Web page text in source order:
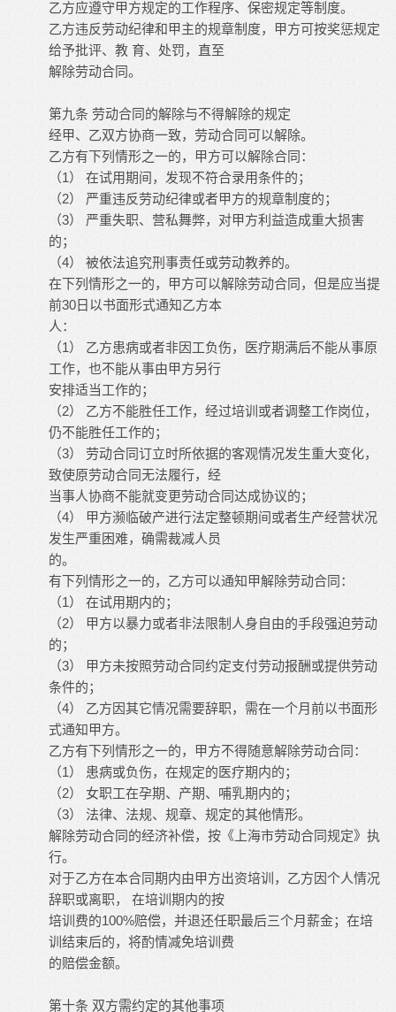
乙方应遵守甲方规定的工作程序、保密规定等制度。
乙方违反劳动纪律和甲主的规章制度，甲方可按奖惩规定
给予批评、教 育、处罚，直至
解除劳动合同。
第九条 劳动合同的解除与不得解除的规定
经甲、乙双方协商一致，劳动合同可以解除。
乙方有下列情形之一的，甲方可以解除合同：
（1 ）
在试用期间，发现不符合录用条件的；
（2）
严重违反劳动纪律或者甲方的规章制度的；
（3）
严重失职、营私舞弊，对甲方利益造成重大损害
的；
（4）
被依法追究刑事责任或劳动教养的。
在下列情形之一的，甲方可以解除劳动合同，但是应当提
前30日以书面形式通知乙方本
人：
（1）
乙方患病或者非因工负伤，医疗期满后不能从事原
工作，也不能从事由甲方另行
安排适当工作的；
（2）
乙方不能胜任工作，经过培训或者调整工作岗位，
仍不能胜任工作的；
（3）
劳动合同订立时所依据的客观情况发生重大变化，
致使原劳动合同无法履行，经
当事人协商不能就变更劳动合同达成协议的；
（4）
甲方濒临破产进行法定整顿期间或者生产经营状况
发生严重困难，确需裁减人员
的。
有下列情形之一的，乙方可以通知甲解除劳动合同：
（1）
在试用期内的；
（2）
甲方以暴力或者非法限制人身自由的手段强迫劳动
的；
（3）
甲方未按照劳动合同约定支付劳动报酬或提供劳动
条件的；
（4）
乙方因其它情况需要辞职，需在一个月前以书面形
式通知甲方。
乙方有下列情形之一的，甲方不得随意解除劳动合同：
（1 ）
患病或负伤，在规定的医疗期内的；
（2）
女职工在孕期、产期、哺乳期内的；
（3）
法律、法规、规章、规定的其他情形。
解除劳动合同的经济补偿，按《上海市劳动合同规定》执
行。
对于乙方在本合同期内由甲方出资培训，乙方因个人情况
辞职或离职，
在培训期内的按
培训费的100%赔偿，并退还任职最后三个月薪金；在培
训结束后的，将酌情减免培训费
的赔偿金额。
第十条 双方需约定的其他事项